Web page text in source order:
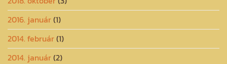
2016. január(1)
2014. február(1)
2014. január(2)